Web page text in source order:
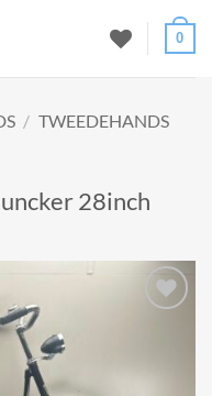
0
/ TWEEDEHANDS
28inch